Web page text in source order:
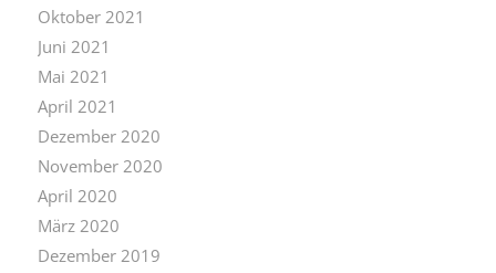
Oktober 2021
Juni 2021
Mai 2021
April 2021
Dezember 2020
November 2020
April 2020
März 2020
Dezember 2019